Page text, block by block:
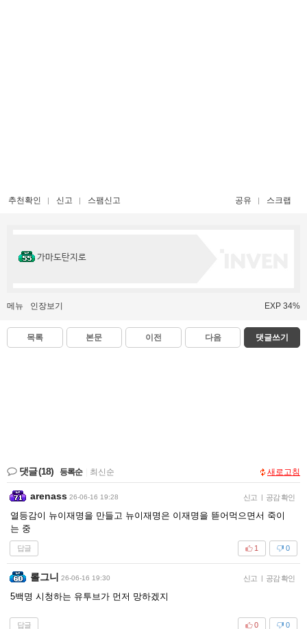
추천확인 신고 스팸신고 공유 스크랩
가마도탄지로
메뉴 인장보기 EXP 34%
목록 본문 이전 다음 댓글쓰기
댓글(18) 등록순 최신순 새로고침
arenass 26-06-16 19:28 신고 | 공감 확인
열등감이 뉴이재명을 만들고 뉴이재명은 이재명을 뜯어먹으면서 죽이
는 중
답글 0
1
롤그니 26-06-16 19:30 신고 | 공감 확인
5백명 시청하는 유투브가 먼저 망하겠지
답글 0
0